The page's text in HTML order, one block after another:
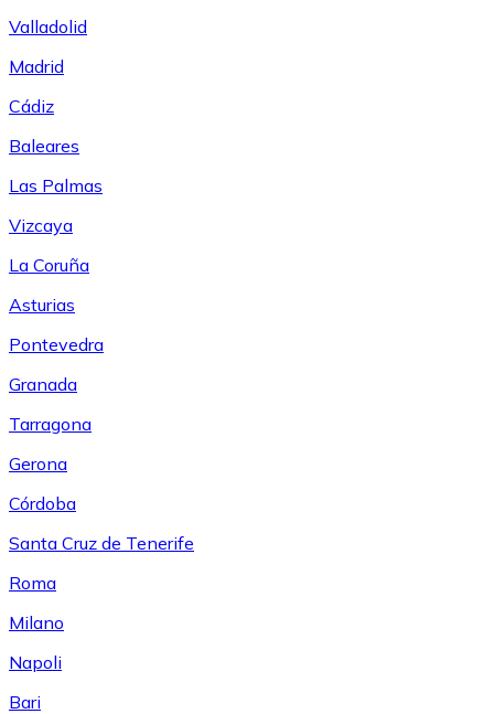
Valladolid
Madrid
Cádiz
Baleares
Las Palmas
Vizcaya
La Coruña
Asturias
Pontevedra
Granada
Tarragona
Gerona
Córdoba
Santa Cruz de Tenerife
Roma
Milano
Napoli
Bari